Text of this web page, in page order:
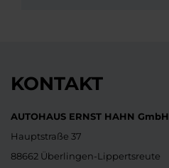
KONTAKT
AUTOHAUS ERNST HAHN GmbH
Hauptstraße 37
88662 Überlingen-Lippertsreute